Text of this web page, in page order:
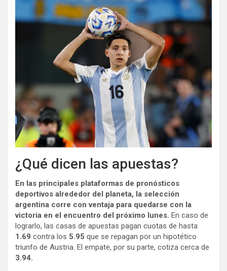
¿Qué dicen las apuestas?
En las principales plataformas de pronósticos
deportivos alrededor del planeta, la selección
argentina corre con ventaja para quedarse con la
victoria en el encuentro del próximo lunes. En caso de
lograrlo, las casas de apuestas pagan cuotas de hasta
1.69 contra los 5.95 que se repagan por un hipotético
triunfo de Austria. El empate, por su parte, cotiza cerca de
3.94.